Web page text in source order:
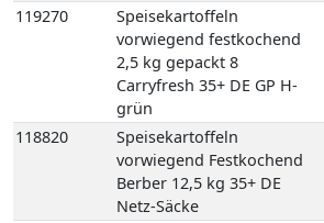
119270
Speisekartoffeln
vorwiegend festkochend
2,5 kg gepackt 8
Carryfresh 35+ DE GP H-
grün
118820
Speisekartoffeln
vorwiegend Festkochend
Berber 12,5 kg 35+ DE
Netz-Säcke